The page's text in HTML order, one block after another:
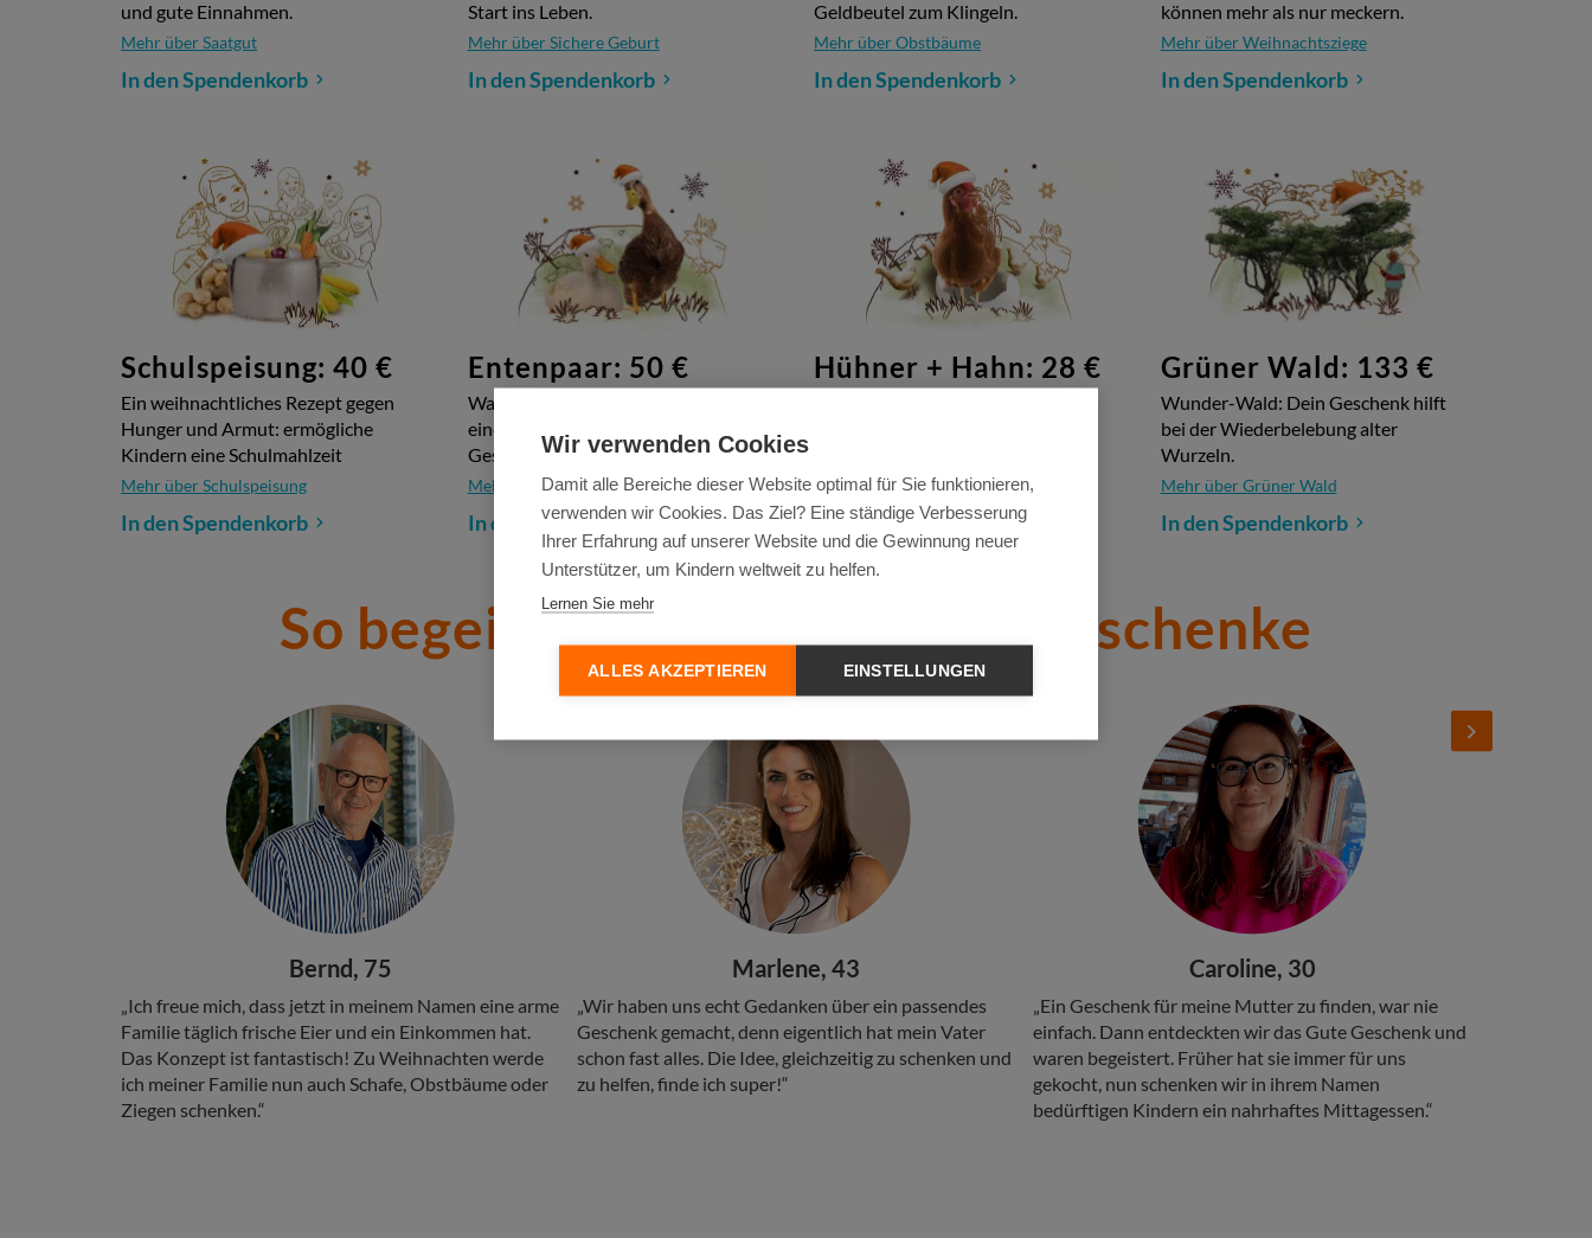
und gute Einnahmen.
Mehr über Saatgut
In den Spendenkorb
Schulspeisung: 40 €
Ein weihnachtliches Rezept gegen
Hunger und Armut: ermögliche
Kindern eine Schulmahlzeit
Mehr über Schulspeisung
In den Spendenkorb
Start ins Leben.
Mehr über Sichere Geburt
In den Spendenkorb
Entenpaar: 50 €
Wasserdicht und multifunktional –
eine Ente ist ein vernünftiges
Geschenk zu Weihnachten.
Mehr über Entenpaar
In den Spendenkorb
Geldbeutel zum Klingeln.
Mehr über Obstbäume
In den Spendenkorb
Hühner + Hahn: 28 €
Mehr über Hühner + Hahn
In den Spendenkorb
können mehr als nur meckern.
Mehr über Weihnachtsziege
In den Spendenkorb
Grüner Wald: 133 €
Wunder-Wald: Dein Geschenk hilft
bei der Wiederbelebung alter
Wurzeln.
Mehr über Grüner Wald
In den Spendenkorb
So begeistern unsere Guten Geschenke
Bernd, 75
Copy
„Ich freue mich, dass jetzt in meinem Namen eine arme
Familie täglich frische Eier und ein Einkommen hat.
Das Konzept ist fantastisch! Zu Weihnachten werde
ich meiner Familie nun auch Schafe, Obstbäume oder
Ziegen schenken.“
Marlene, 43
Copy
„Wir haben uns echt Gedanken über ein passendes
Geschenk gemacht, denn eigentlich hat mein Vater
schon fast alles. Die Idee, gleichzeitig zu schenken und
zu helfen, finde ich super!“
Caroline, 30
Copy
„Ein Geschenk für meine Mutter zu finden, war nie
einfach. Dann entdeckten wir das Gute Geschenk und
waren begeistert. Früher hat sie immer für uns
gekocht, nun schenken wir in ihrem Namen
bedürftigen Kindern ein nahrhaftes Mittagessen.“
Add
Next
Wir verwenden Cookies
Damit alle Bereiche dieser Website optimal für Sie funktionieren,
verwenden wir Cookies. Das Ziel? Eine ständige Verbesserung
Ihrer Erfahrung auf unserer Website und die Gewinnung neuer
Unterstützer, um Kindern weltweit zu helfen.
Lernen Sie mehr
ALLES AKZEPTIEREN EINSTELLUNGEN